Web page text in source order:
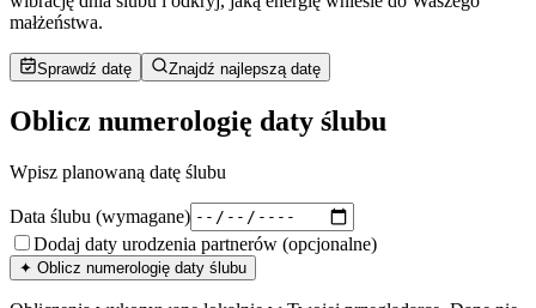
małżeństwa.
Sprawdź datę Znajdź najlepszą datę
Oblicz numerologię daty ślubu
Wpisz planowaną datę ślubu
Data ślubu (wymagane)
Dodaj daty urodzenia partnerów (opcjonalne)
✦ Oblicz numerologię daty ślubu